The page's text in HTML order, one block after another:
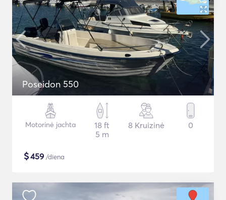
Poseidon 550
Motorinė jachta
18 ft
5 m
8 Kruizinė 0
$459 /diena